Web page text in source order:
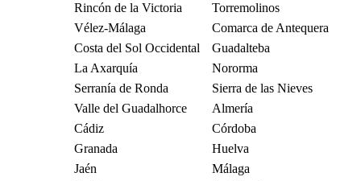
Rincón de la Victoria
Torremolinos
Vélez-Málaga
Comarca de Antequera
Costa del Sol Occidental
Guadalteba
La Axarquía
Nororma
Serranía de Ronda
Sierra de las Nieves
Valle del Guadalhorce
Almería
Cádiz
Córdoba
Granada
Huelva
Jaén
Málaga